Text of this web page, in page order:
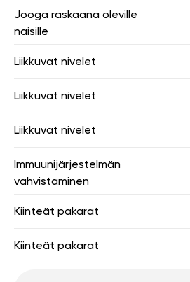
Jooga raskaana oleville
naisille
Liikkuvat nivelet
Liikkuvat nivelet
Liikkuvat nivelet
Immuunijärjestelmän
vahvistaminen
Kiinteät pakarat
Kiinteät pakarat